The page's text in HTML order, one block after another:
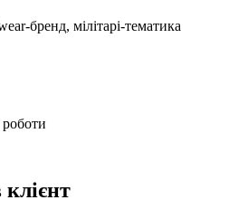
бренд, мілітарі-тематика
роботи